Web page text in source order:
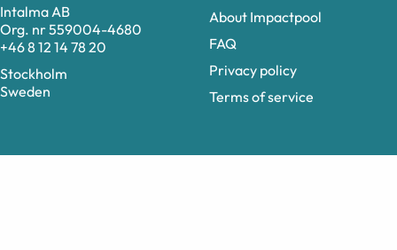
Intalma AB
Org. nr 559004-4680
+46 8 12 14 78 20
Stockholm
Sweden
About Impactpool
FAQ
Privacy policy
Terms of service